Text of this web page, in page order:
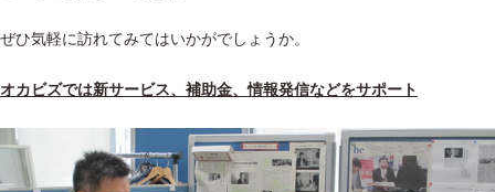
ぜひ気軽に訪れてみてはいかがでしょうか。
オカビズでは新サービス、補助金、情報発信などをサポート